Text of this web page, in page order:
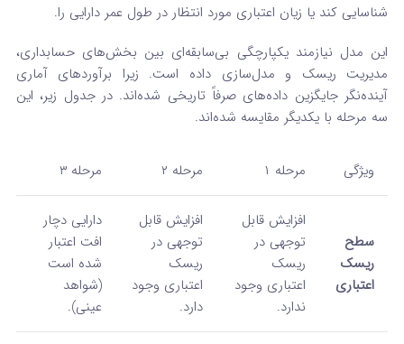
شناسایی کند یا زیان اعتباری مورد انتظار در طول عمر دارایی را.
این مدل نیازمند یکپارچگی بی‌سابقه‌ای بین بخش‌های حسابداری،
مدیریت ریسک و مدل‌سازی داده است. زیرا برآوردهای آماری
آینده‌نگر جایگزین داده‌های صرفاً تاریخی شده‌اند. در جدول زیر، این
سه مرحله با یکدیگر مقایسه شده‌اند.
ویژگی مرحله ۱ مرحله ۲ مرحله ۳
سطح
ریسک
اعتباری
افزایش قابل
توجهی در
ریسک
اعتباری وجود
ندارد.
افزایش قابل
توجهی در
ریسک
اعتباری وجود
دارد.
دارایی دچار
افت اعتبار
شده است
(شواهد
عینی).